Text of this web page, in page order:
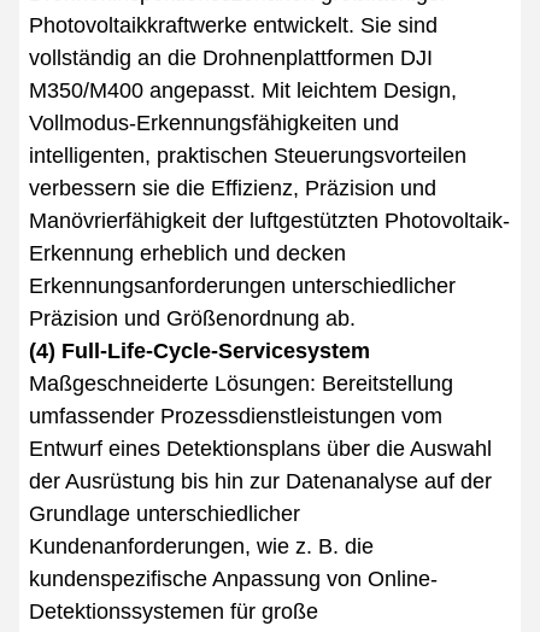
Photovoltaikkraftwerke entwickelt. Sie sind
vollständig an die Drohnenplattformen DJI
M350/M400 angepasst. Mit leichtem Design,
Vollmodus-Erkennungsfähigkeiten und
intelligenten, praktischen Steuerungsvorteilen
verbessern sie die Effizienz, Präzision und
Manövrierfähigkeit der luftgestützten Photovoltaik-
Erkennung erheblich und decken
Erkennungsanforderungen unterschiedlicher
Präzision und Größenordnung ab.
(4) Full-Life-Cycle-Servicesystem
Maßgeschneiderte Lösungen: Bereitstellung
umfassender Prozessdienstleistungen vom
Entwurf eines Detektionsplans über die Auswahl
der Ausrüstung bis hin zur Datenanalyse auf der
Grundlage unterschiedlicher
Kundenanforderungen, wie z. B. die
kundenspezifische Anpassung von Online-
Detektionssystemen für große